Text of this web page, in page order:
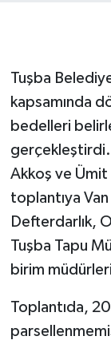
Tuşba
kapsamında
bedelleri
gerçekleştirdi.
Akkoş ve Ümit
toplantıya
Defterdarlık,
Tuşba Tapu
birim müdürleri
Toplantıda,